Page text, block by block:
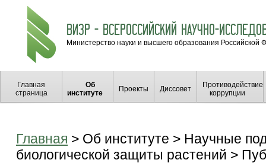
ВИЗР - ВСЕРОССИЙСКИЙ НАУЧНО-
Министерство науки и высшего образования Российской
Главная
страница
Об
институте
Проекты Диссовет
Противодействие
коррупции
Главная > Об институте > Научные
биологической защиты растений >